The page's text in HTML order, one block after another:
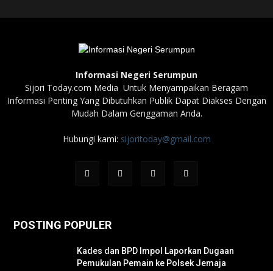
Informasi Negeri Serumpun
Sijori Today.com Media Untuk Menyampaikan Beragam
Informasi Penting Yang Dibutuhkan Publik Dapat Diakses Dengan
Mudah Dalam Genggaman Anda.
Hubungi kami: sijoritoday@gmail.com
POSTING POPULER
Kades dan BPD Impol Laporkan Dugaan
Pemukulan Pemain ke Polsek Jemaja